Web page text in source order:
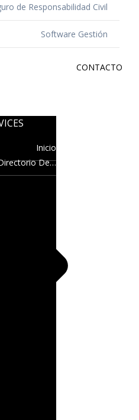
de Responsabilidad Civil
Software Gestión
CONTACTO
Inicio
De…